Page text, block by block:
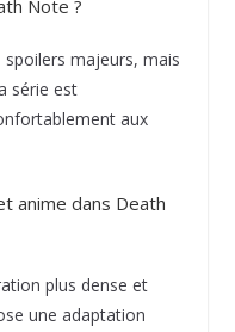
Note ?
majeurs, mais
série est
aux
anime dans Death
plus dense et
une adaptation